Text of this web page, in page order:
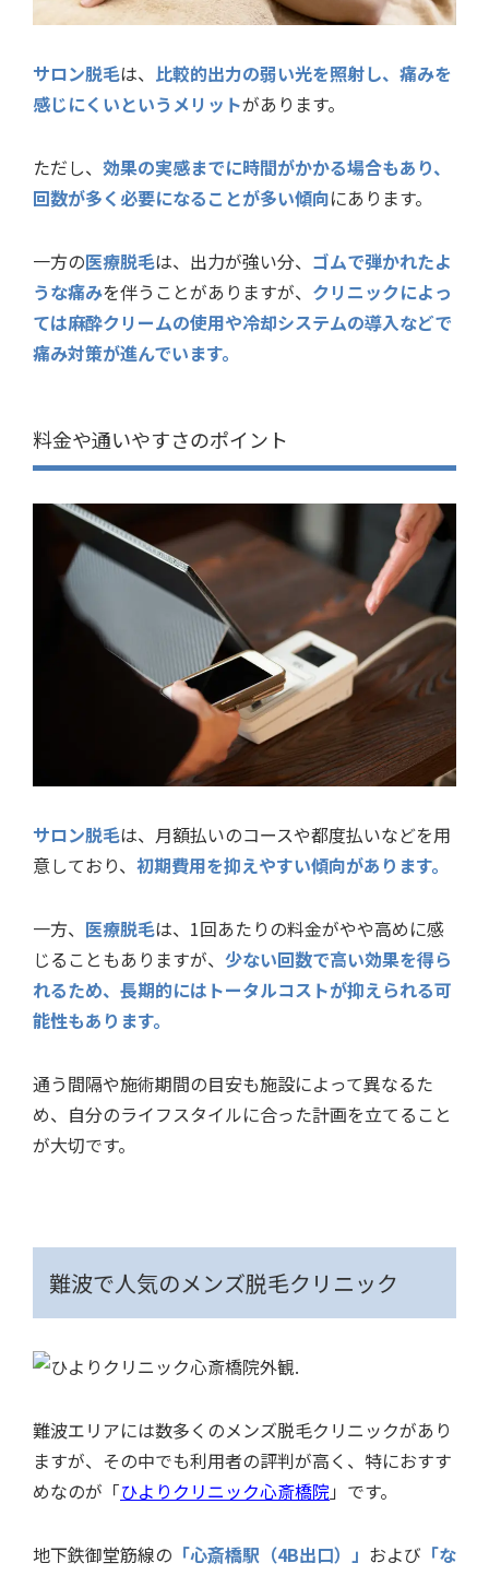
サロン脱毛は、 比較的出力の弱い光を照射し、痛みを
感じにくいというメリットがあります。
ただし、 効果の実感までに時間がかかる場合もあり、
回数が多く必要になることが多い傾向にあります。
一方の医療脱毛は、出力が強い分、 ゴムで弾かれたよ
うな痛みを伴うことがありますが、 クリニックによっ
ては麻酔クリームの使用や冷却システムの導入などで
痛み対策が進んでいます。
料金や通いやすさのポイント
サロン脱毛は、月額払いのコースや都度払いなどを用
意しており、 初期費用を抑えやすい傾向があります。
一方、 医療脱毛は、1回あたりの料金がやや高めに感
じることもありますが、 少ない回数で高い効果を得ら
れるため、長期的にはトータルコストが抑えられる可
能性もあります。
通う間隔や施術期間の目安も施設によって異なるた
め、自分のライフスタイルに合った計画を立てること
が大切です。
難波で人気のメンズ脱毛クリニック
難波エリアには数多くのメンズ脱毛クリニックがあり
ますが、その中でも利用者の評判が高く、特におすす
めなのが「ひよりクリニック心斎橋院 」です。
地下鉄御堂筋線の 「心斎橋駅（4B出口）」 および 「な